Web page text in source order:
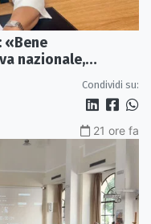
«Bene
nazionale,
Condividi su:
21 ore fa